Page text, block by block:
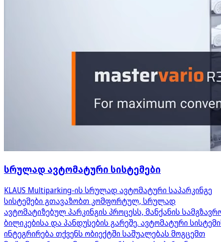
სრულად ავტომატური სისტემები
KLAUS Multiparking-ის სრულად ავტომატური საპარკინგე
სისტემები გთავაზობთ კომფორტულ, სრულად
ავტომატიზებულ პარკინგის პროცესს, მანქანის
ბილიკებისა და პანდუსების გარეშე. ავტომატური
ინტეგრირება თქვენს ობიექტში საშუალებას მოგცემთ